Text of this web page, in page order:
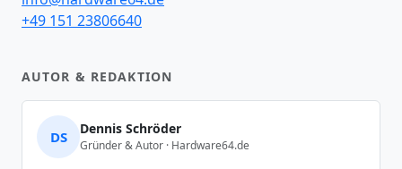
+49 151 23806640
AUTOR & REDAKTION
DS Dennis Schröder
Gründer & Autor · Hardware64.de